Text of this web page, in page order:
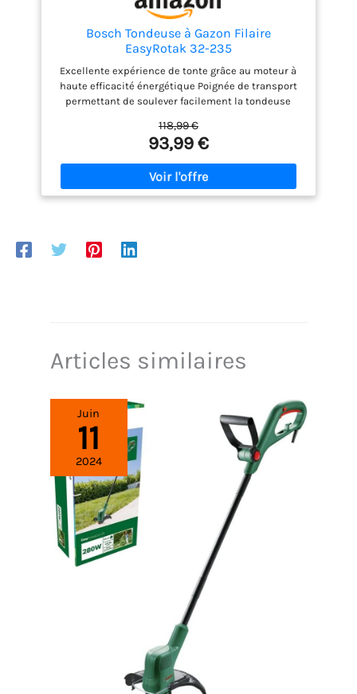
Bosch Tondeuse à Gazon Filaire
EasyRotak 32-235
Excellente expérience de tonte grâce au moteur à
haute efficacité énergétique Poignée de transport
permettant de soulever facilement la tondeuse
murs grâce aux arêtes de coupe nettes Poignées
rabattables pour un rangement facile dans les
espaces exigus Livré avec : 1 x EasyRotak 32-235
Excellente expérience de tonte grâce au moteur à
haute efficacité énergétique Poignée de transport
rabattables pour un rangement facile dans les
118,99 €
93,99 €
Articles similaires
Juin
11
2024